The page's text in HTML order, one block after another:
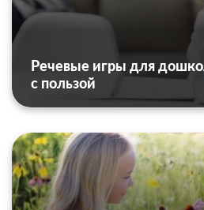
Речевые игры для
с пользой